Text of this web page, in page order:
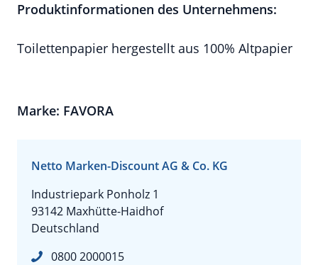
Produktinformationen des Unternehmens:
Toilettenpapier hergestellt aus 100% Altpapier
Marke: FAVORA
Netto Marken-Discount AG & Co. KG
Industriepark Ponholz 1
93142 Maxhütte-Haidhof
Deutschland
0800 2000015